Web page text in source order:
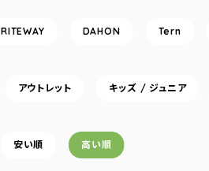
RITEWAY DAHON Tern
アウトレット キッズ / ジュニア
安い順 高い順